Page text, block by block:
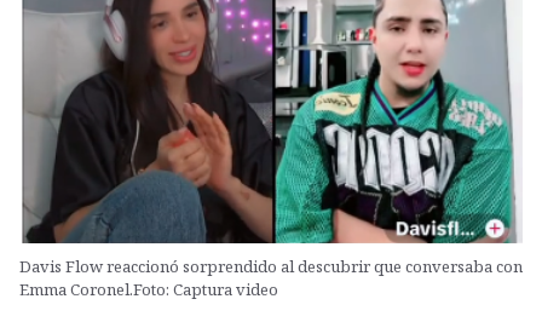
Davis Flow reaccionó sorprendido al descubrir que conversaba con
Emma Coronel.Foto: Captura video